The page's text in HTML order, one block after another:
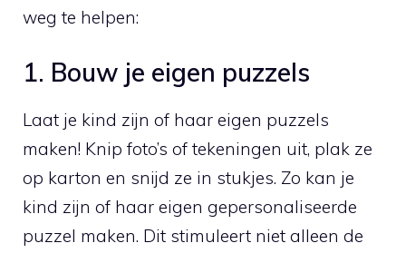
weg te helpen:
1. Bouw je eigen puzzels
Laat je ⁣kind zijn⁢ of haar eigen ‌puzzels
maken!⁢ Knip foto’s of tekeningen uit, plak ze‍
op⁢ karton en snijd ze⁣ in stukjes. Zo⁤ kan je
kind zijn of ‌haar eigen gepersonaliseerde⁣
puzzel maken. ⁢Dit‍ stimuleert niet alleen de